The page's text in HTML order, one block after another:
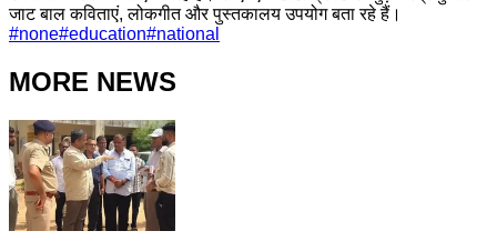
जाट बाल कविताएं, लोकगीत और पुस्तकालय उपयोग बता रहे हैं।
#none#education#national
MORE NEWS